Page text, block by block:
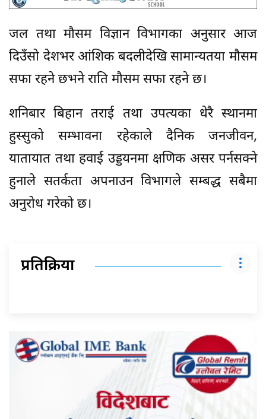
जल तथा मौसम विज्ञान विभागका अनुसार आज
दिउँसो देशभर आंशिक बदलीदेखि सामान्यतया मौसम
सफा रहने छभने राति मौसम सफा रहने छ।
शनिबार बिहान तराई तथा उपत्यका धेरै स्थानमा
हुस्सुको सम्भावना रहेकाले दैनिक जनजीवन,
यातायात तथा हवाई उड्डयनमा क्षणिक असर पर्नसक्ने
हुनाले सतर्कता अपनाउन विभागले सम्बद्ध सबैमा
अनुरोध गरेको छ।
प्रतिक्रिया